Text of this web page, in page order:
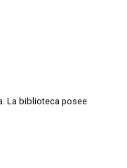
La biblioteca posee